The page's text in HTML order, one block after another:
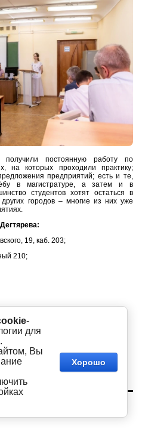
получили постоянную работу по
на которых проходили практику;
предприятий; есть и те,
в магистратуре, а затем и в
студентов хотят остаться в
городов – многие из них уже
19, каб. 203;
210;
© 2016 - 2026
-
для
Вы
Хорошо